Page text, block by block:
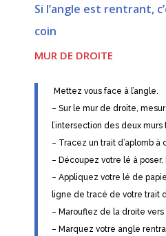
Si l’angle est rentrant,
coin
MUR DE DROITE
Mettez vous face à l’angle.
– Sur le mur de droite,
l’intersection des deux murs
– Tracez un trait d’aplomb à
– Découpez votre lé à
– Appliquez votre lé de
ligne de tracé de votre trait
– Marouflez de la droite vers
– Marquez votre angle